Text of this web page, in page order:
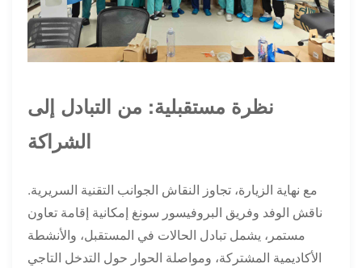
نظرة مستقبلية: من التبادل إلى
الشراكة
مع نهاية الزيارة، تجاوز النقاش الجوانب التقنية السريرية.
ناقش الوفد وفريق البروفيسور سونغ إمكانية إقامة تعاون
مستمر، يشمل تبادل الحالات في المستقبل، والأنشطة
الأكاديمية المشتركة، ومواصلة الحوار حول التدخل التاجي